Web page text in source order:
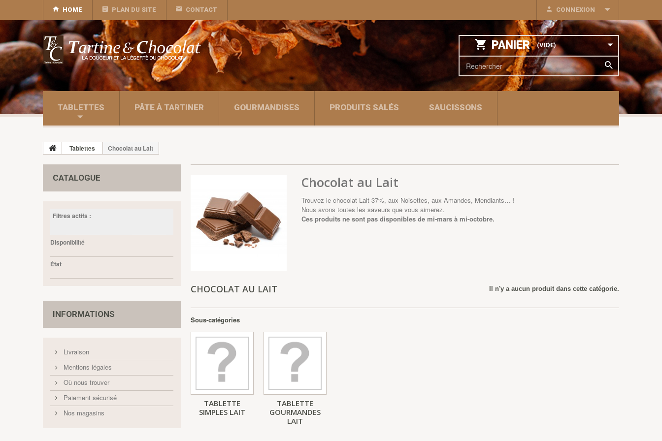
HOME PLAN DU SITE CONTACT CONNEXION
PANIER (VIDE)
TABLETTES PÂTE À TARTINER GOURMANDISES PRODUITS SALÉS SAUCISSONS
Tablettes Chocolat au Lait
Chocolat au Lait
Trouvez le chocolat Lait 37%, aux Noisettes, aux Amandes, Mendiants… !
Nous avons toutes les saveurs que vous aimerez.
Ces produits ne sont pas disponibles de mi-mars à mi-octobre.
CHOCOLAT AU LAIT Il n'y a aucun produit dans cette catégorie.
Sous-catégories
TABLETTE
SIMPLES LAIT
TABLETTE
GOURMANDES
LAIT
CATALOGUE
Filtres actifs :
Disponibilité
État
INFORMATIONS
Livraison
Mentions légales
Où nous trouver
Paiement sécurisé
Nos magasins